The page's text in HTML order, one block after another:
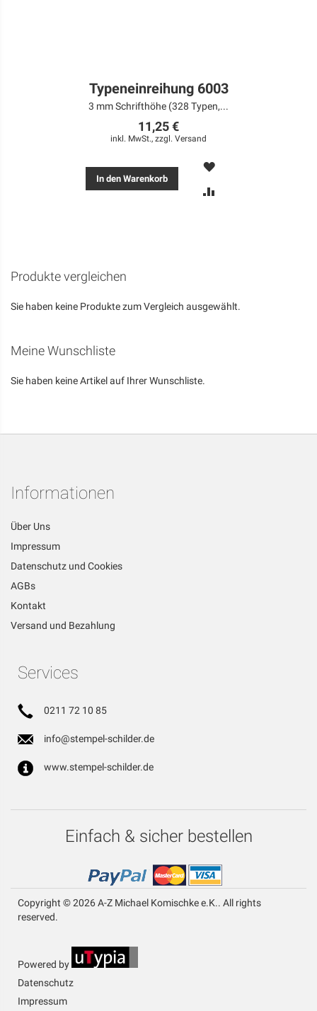
Typeneinreihung 6003
3 mm Schrifthöhe (328 Typen,...
11,25 €
inkl. MwSt., zzgl. Versand
In den Warenkorb
MERKEN
Produkte vergleichen
Sie haben keine Produkte zum Vergleich ausgewählt.
Meine Wunschliste
Sie haben keine Artikel auf Ihrer Wunschliste.
Informationen
Über Uns
Impressum
Datenschutz und Cookies
AGBs
Kontakt
Versand und Bezahlung
Services
0211 72 10 85
info@stempel-schilder.de
www.stempel-schilder.de
Einfach & sicher bestellen
Copyright © 2026 A-Z Michael Komischke e.K.. All rights
reserved.
Powered by
Datenschutz
Impressum